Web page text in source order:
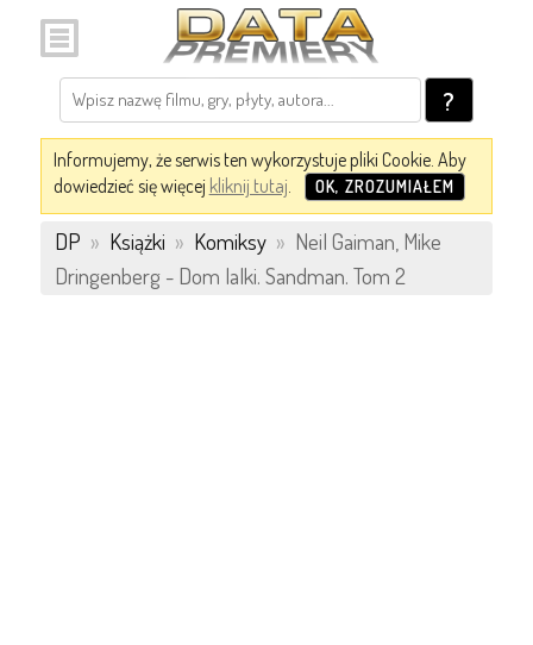
?
Informujemy, że serwis ten wykorzystuje pliki Cookie. Aby
dowiedzieć się więcej kliknij tutaj. OK, ZROZUMIAŁEM
DP » Książki » Komiksy » Neil Gaiman, Mike
Dringenberg - Dom lalki. Sandman. Tom 2